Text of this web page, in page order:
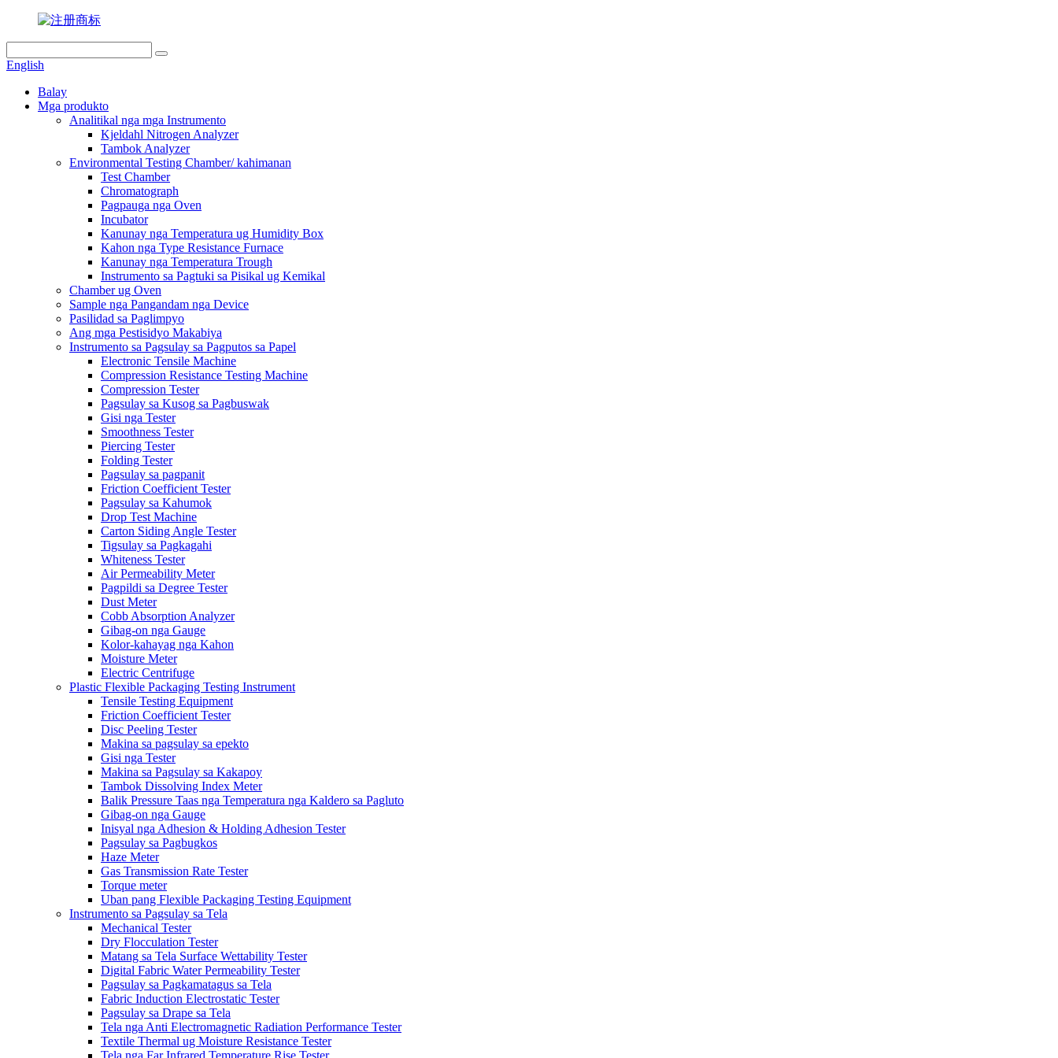
English
Balay
Mga produkto
Analitikal nga mga Instrumento
Kjeldahl Nitrogen Analyzer
Tambok Analyzer
Environmental Testing Chamber/ kahimanan
Test Chamber
Chromatograph
Pagpauga nga Oven
Incubator
Kanunay nga Temperatura ug Humidity Box
Kahon nga Type Resistance Furnace
Kanunay nga Temperatura Trough
Instrumento sa Pagtuki sa Pisikal ug Kemikal
Chamber ug Oven
Sample nga Pangandam nga Device
Pasilidad sa Paglimpyo
Ang mga Pestisidyo Makabiya
Instrumento sa Pagsulay sa Pagputos sa Papel
Electronic Tensile Machine
Compression Resistance Testing Machine
Compression Tester
Pagsulay sa Kusog sa Pagbuswak
Gisi nga Tester
Smoothness Tester
Piercing Tester
Folding Tester
Pagsulay sa pagpanit
Friction Coefficient Tester
Pagsulay sa Kahumok
Drop Test Machine
Carton Siding Angle Tester
Tigsulay sa Pagkagahi
Whiteness Tester
Air Permeability Meter
Pagpildi sa Degree Tester
Dust Meter
Cobb Absorption Analyzer
Gibag-on nga Gauge
Kolor-kahayag nga Kahon
Moisture Meter
Electric Centrifuge
Plastic Flexible Packaging Testing Instrument
Tensile Testing Equipment
Friction Coefficient Tester
Disc Peeling Tester
Makina sa pagsulay sa epekto
Gisi nga Tester
Makina sa Pagsulay sa Kakapoy
Tambok Dissolving Index Meter
Balik Pressure Taas nga Temperatura nga Kaldero sa Pagluto
Gibag-on nga Gauge
Inisyal nga Adhesion & Holding Adhesion Tester
Pagsulay sa Pagbugkos
Haze Meter
Gas Transmission Rate Tester
Torque meter
Uban pang Flexible Packaging Testing Equipment
Instrumento sa Pagsulay sa Tela
Mechanical Tester
Dry Flocculation Tester
Matang sa Tela Surface Wettability Tester
Digital Fabric Water Permeability Tester
Pagsulay sa Pagkamatagus sa Tela
Fabric Induction Electrostatic Tester
Pagsulay sa Drape sa Tela
Tela nga Anti Electromagnetic Radiation Performance Tester
Textile Thermal ug Moisture Resistance Tester
Tela nga Far Infrared Temperature Rise Tester